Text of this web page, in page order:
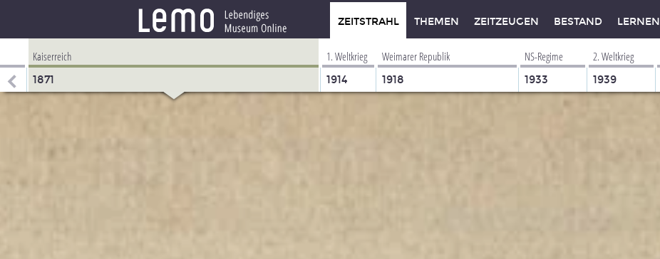
ZEITSTRAHL THEMEN ZEITZEUGEN BESTAND LERNEN
Kaiserreich
1871
1. Weltkrieg
1914
Weimarer Republik
1918
NS-Regime
1933
2. Weltkrieg
1939